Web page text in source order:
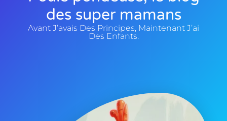
des super mamans
Avant J’avais Des Principes, Maintenant J’ai
Des Enfants.